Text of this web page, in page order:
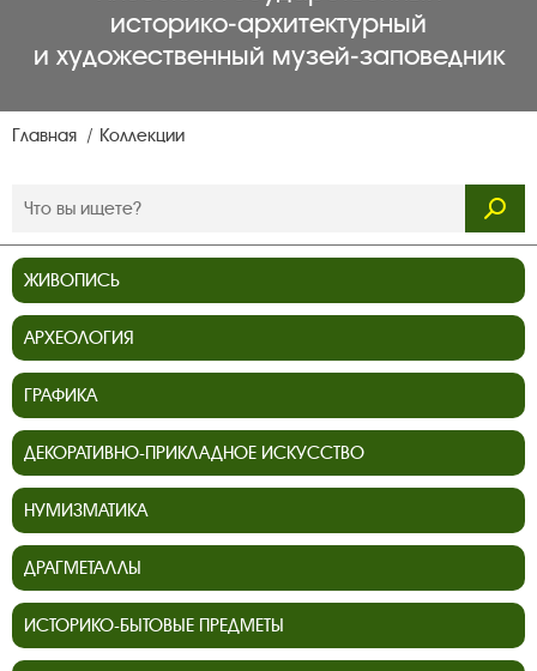
историко‑архитектурный
и художественный музей‑заповедник
Главная Коллекции
ЖИВОПИСЬ
АРХЕОЛОГИЯ
ГРАФИКА
ДЕКОРАТИВНО-ПРИКЛАДНОЕ ИСКУССТВО
НУМИЗМАТИКА
ДРАГМЕТАЛЛЫ
ИСТОРИКО-БЫТОВЫЕ ПРЕДМЕТЫ